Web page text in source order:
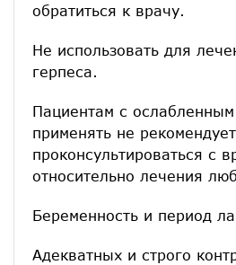
обратиться к врачу.
Не использовать для
герпеса.
Пациентам с
применять не
проконсультироваться с
относительно лечения
Беременность и период
Адекватных и строго